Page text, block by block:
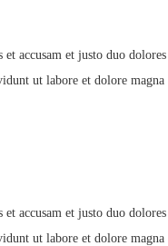
accusam et justo duo
ut labore et dolore magna
accusam et justo duo
ut labore et dolore magna